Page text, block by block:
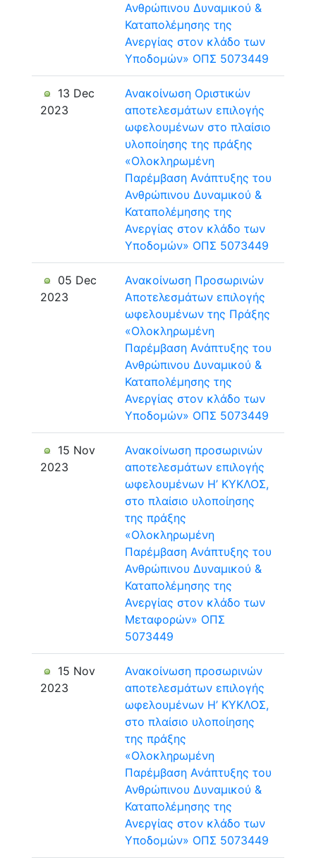
Ανθρώπινου Δυναμικού &
Καταπολέμησης της
Ανεργίας στον κλάδο των
Υποδομών» ΟΠΣ 5073449
13 Dec
2023
Ανακοίνωση Οριστικών
αποτελεσμάτων επιλογής
ωφελουμένων στο πλαίσιο
υλοποίησης της πράξης
«Ολοκληρωμένη
Παρέμβαση Ανάπτυξης του
Ανθρώπινου Δυναμικού &
Καταπολέμησης της
Ανεργίας στον κλάδο των
Υποδομών» ΟΠΣ 5073449
05 Dec
2023
Ανακοίνωση Προσωρινών
Αποτελεσμάτων επιλογής
ωφελουμένων της Πράξης
«Ολοκληρωμένη
Παρέμβαση Ανάπτυξης του
Ανθρώπινου Δυναμικού &
Καταπολέμησης της
Ανεργίας στον κλάδο των
Υποδομών» ΟΠΣ 5073449
15 Nov
2023
Ανακοίνωση προσωρινών
αποτελεσμάτων επιλογής
ωφελουμένων Η’ ΚΥΚΛΟΣ,
στο πλαίσιο υλοποίησης
της πράξης
«Ολοκληρωμένη
Παρέμβαση Ανάπτυξης του
Ανθρώπινου Δυναμικού &
Καταπολέμησης της
Ανεργίας στον κλάδο των
Μεταφορών» ΟΠΣ
5073449
15 Nov
2023
Ανακοίνωση προσωρινών
αποτελεσμάτων επιλογής
ωφελουμένων Η’ ΚΥΚΛΟΣ,
στο πλαίσιο υλοποίησης
της πράξης
«Ολοκληρωμένη
Παρέμβαση Ανάπτυξης του
Ανθρώπινου Δυναμικού &
Καταπολέμησης της
Ανεργίας στον κλάδο των
Υποδομών» ΟΠΣ 5073449